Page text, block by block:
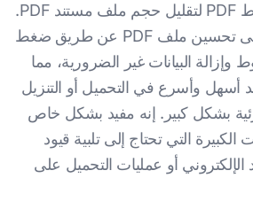
تم تصميم وظيفة ضغط PDF لتقليل حجم ملف مستند PDF.
تعمل هذه الوظيفة على تحسين ملف PDF عن طريق ضغط
البيانات غير الضرورية، مما
أسهل وأسرع في التحميل أو التنزيل
بشكل كبير. إنه مفيد بشكل خاص
الكبيرة التي تحتاج إلى تلبية قيود
الإلكتروني أو عمليات التحميل على